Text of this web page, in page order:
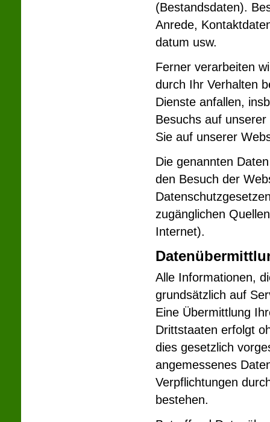
(Bestandsdaten).
Anrede,
datum usw.
Ferner verarbeiten
durch Ihr Verhalten
Dienste anfallen,
Besuchs auf
Sie auf unserer
Die genannten
den Besuch der
zugänglichen
Internet).
Alle Informationen,
grundsätzlich auf
Eine Übermittlung
Drittstaaten erfolgt
dies gesetzlich
angemessenes
Verpflichtungen
bestehen.